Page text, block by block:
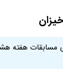
مسابقات هفته